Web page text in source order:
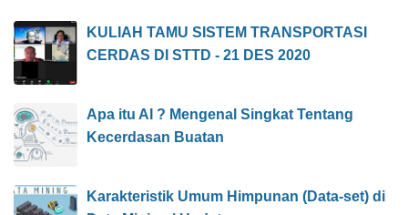
KULIAH TAMU SISTEM TRANSPORTASI
CERDAS DI STTD - 21 DES 2020
Apa itu AI ? Mengenal Singkat Tentang
Kecerdasan Buatan
Karakteristik Umum Himpunan (Data-set) di